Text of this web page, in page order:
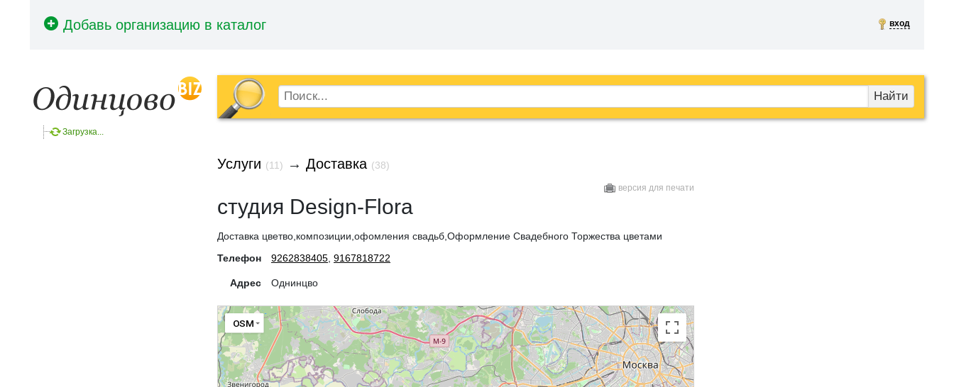
вход
Найти
Загрузка...
Услуги (11) → Доставка (38)
версия для печати
студия Design-Flora
Доставка цветво,композиции,офомления свадьб,Оформление Свадебного Торжества цветами
Телефон
9262838405 9167818722
Адрес Однинцво
OSM